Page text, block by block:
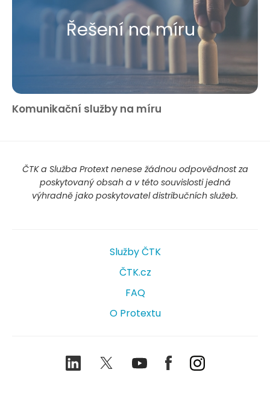
Řešení na míru
Komunikační služby na míru
ČTK a Služba Protext nenese žádnou odpovědnost za
poskytovaný obsah a v této souvislosti jedná
výhradně jako poskytovatel distribučních služeb.
Služby ČTK
ČTK.cz
FAQ
O Protextu
LinkedIn TwitterYoutubeFacebookInstagram